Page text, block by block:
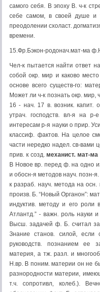
самого себя. В эпоху В. ч-к
себе самом, в своей душе и
преодолении схоласт.
времени.
15.Фр.Бэкон-родонач.мат-ма
Чел-к пытается найти ответ
собой окр. мир и каково
основе всего существ-го:
Может ли ч-к познать окр. мир,
16 - нач. 17 в. возник. капит.
утрач. господств. вл-я на
интересам р-я науки о прир.
классиф. фактов. На целое
части нередко надел. св-вами
прив. к созд.механист. мат-ма
В Новое вр. перед ф. на одно
и обосн-я методов науч. позн-
к разраб. науч. метода на
произв. Б. “Новый Органон”:
индуктив. методу и его роли
Атлантд.” - важн. роль науки
Высш. задачей ф. Б. считал
Знание станов. силой,
руководств. познанием ее
материя, а тж. разл. и
Н.вр. В поним. материи он не
разнородности материи,
т.ч. сопротивл, колеб.).